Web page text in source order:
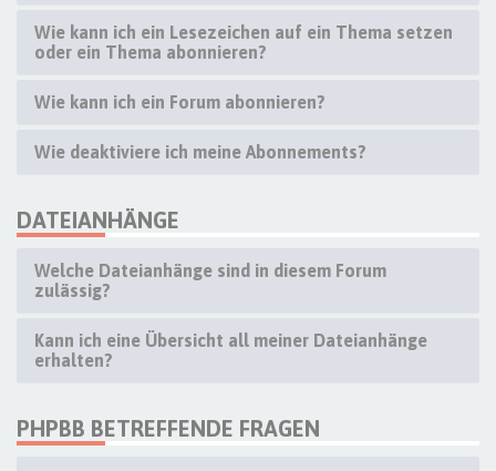
Wie kann ich ein Lesezeichen auf ein Thema setzen
oder ein Thema abonnieren?
Wie kann ich ein Forum abonnieren?
Wie deaktiviere ich meine Abonnements?
DATEIANHÄNGE
Welche Dateianhänge sind in diesem Forum
zulässig?
Kann ich eine Übersicht all meiner Dateianhänge
erhalten?
PHPBB BETREFFENDE FRAGEN